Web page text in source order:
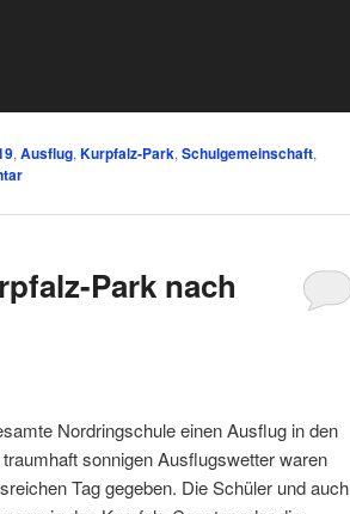
, Ausflug, Kurpfalz-Park, Schulgemeinschaft,
Park nach
Nordringschule einen Ausflug in den
sonnigen Ausflugswetter waren
Tag gegeben. Die Schüler und auch